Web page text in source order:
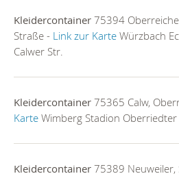
Kleidercontainer 75394
Straße - Link zur Karte Würzbach
Calwer Str.
Kleidercontainer 75365 Calw,
Karte Wimberg Stadion
Kleidercontainer 75389 Neuweiler,